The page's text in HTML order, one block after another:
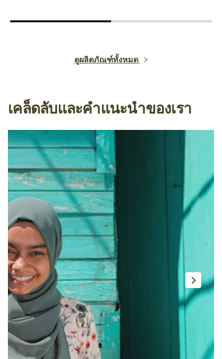
ดูผลิตภัณฑ์ทั้งหมด
เคล็ดลับและคำแนะนำของเรา